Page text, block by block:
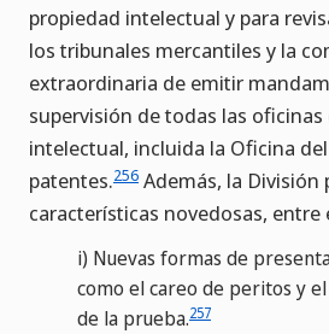
propiedad intelectual y para
los tribunales mercantiles y la
extraordinaria de emitir
supervisión de todas las
intelectual, incluida la Oficina
patentes.256 Además, la División
características novedosas, entre
i) Nuevas formas de
como el careo de peritos y
de la prueba.257